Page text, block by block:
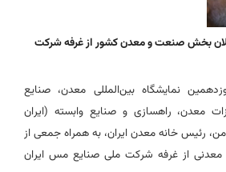
بخش صنعت و معدن کشور از غرفه شرکت
نمایشگاه بین‌المللی معدن، صنایع
معدن، راهسازی و صنایع وابسته (ایران
بهرامن، رئیس خانه معدن ایران، به همراه جمعی از
معدنی از غرفه شرکت ملی صنایع مس ایران